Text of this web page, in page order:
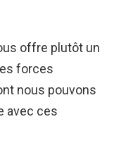
offre plutôt un
forces
nous pouvons
avec ces